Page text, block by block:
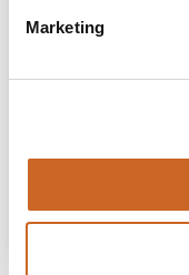
Marketing
Productvideo